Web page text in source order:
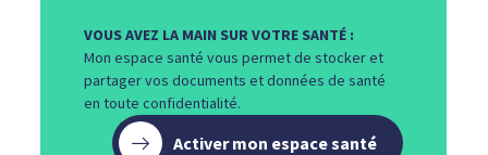
VOUS AVEZ LA MAIN SUR VOTRE SANTÉ :
Mon espace santé vous permet de stocker et
partager vos documents et données de santé
en toute confidentialité.
Activer mon espace santé